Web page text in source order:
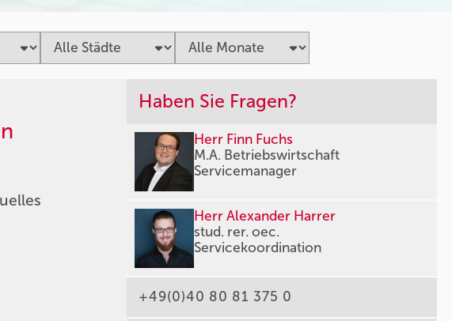
Haben Sie Fragen?
Herr Finn Fuchs
M.A. Betriebswirtschaft
Servicemanager
Herr Alexander Harrer
stud. rer. oec.
Servicekoordination
+49(0)40 80 81 375 0